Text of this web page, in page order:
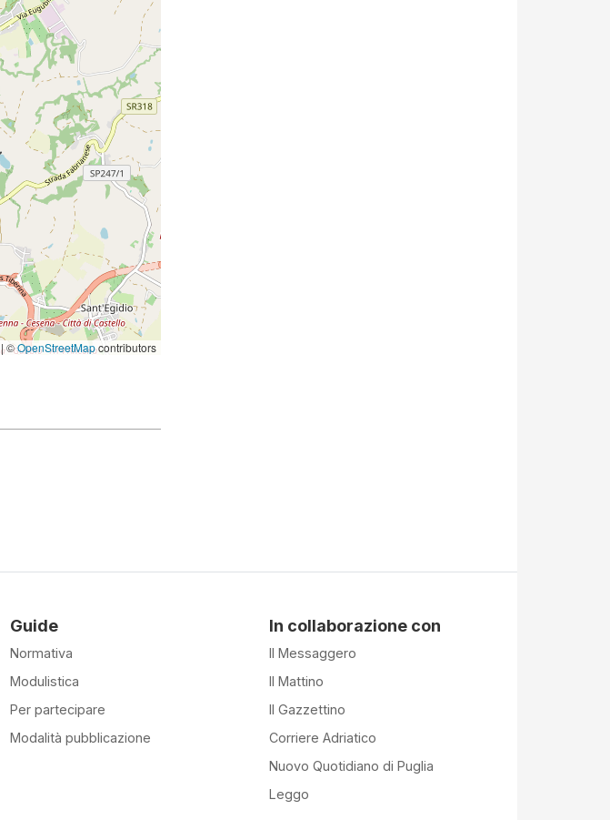
|©OpenStreetMapcontributors
Guide
Normativa
Modulistica
Per partecipare
Modalità pubblicazione
In collaborazione con
Il Messaggero
Il Mattino
Il Gazzettino
Corriere Adriatico
Nuovo Quotidiano di Puglia
Leggo